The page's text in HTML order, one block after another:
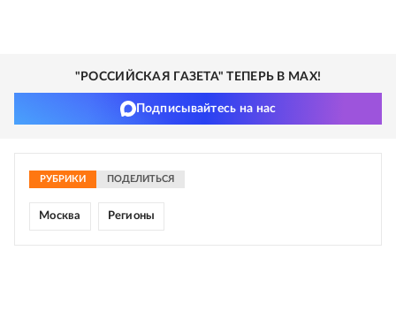
"РОССИЙСКАЯ ГАЗЕТА" ТЕПЕРЬ В MAX!
Подписывайтесь на нас
РУБРИКИ ПОДЕЛИТЬСЯ
Москва Регионы